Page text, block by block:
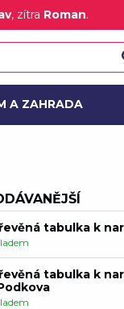
, zítra Roman.
A ZAHRADA
tabulka k
tabulka k
tabulka k